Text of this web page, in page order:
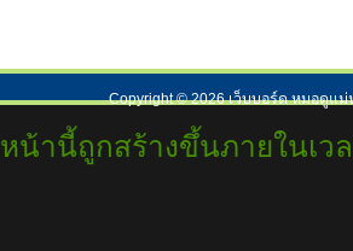
Copyright ©2026เว็บบอร์ด หมอดูแม่
หน้านี้ถูกสร้างขึ้นภายในเว